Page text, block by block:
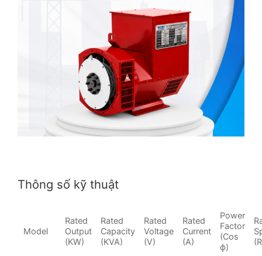
Thông số kỹ thuật
Model
Rated
Output
(KW)
Rated
Capacity
(KVA)
Rated
Voltage
(V)
Rated
Current
(A)
Power
Factor
(Cos
ϕ)